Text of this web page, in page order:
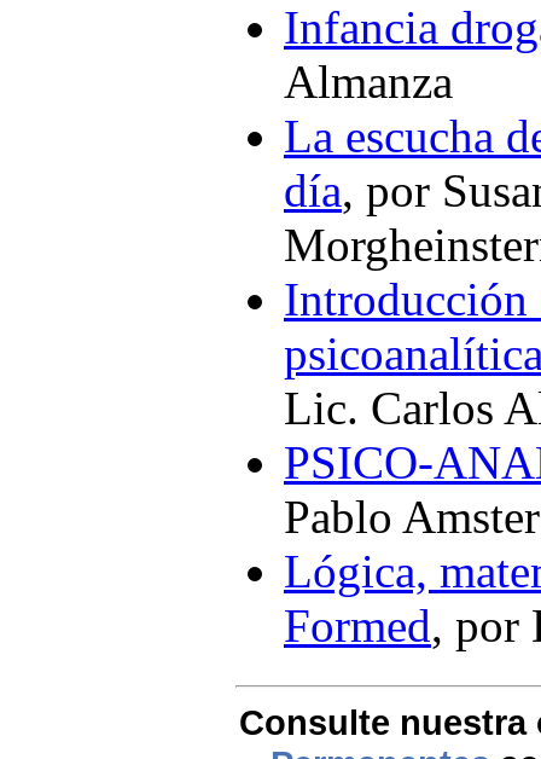
Infancia
Almanza
La escucha
día, por
Introducción
Lic. Carlos
PSICO-
Pablo Amster
Lógica,
Formed, por
Consulte